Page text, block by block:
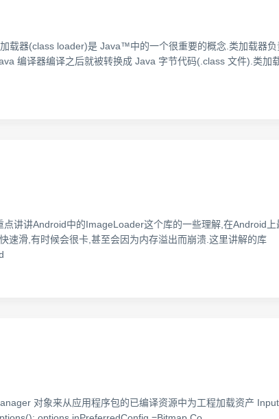
器(class loader)是 Java™中的一个很重要的概念.类加载器
编译器编译之后就被转换成 Java 字节代码(.class 文件).类加
讲讲Android中的ImageLoader这个库的一些理解,在Android上
速滑,有时候会很卡,甚至会因为内存溢出而崩溃.这里讲解的库
对象来从应用程序包的已编译资源中为工程加载资产